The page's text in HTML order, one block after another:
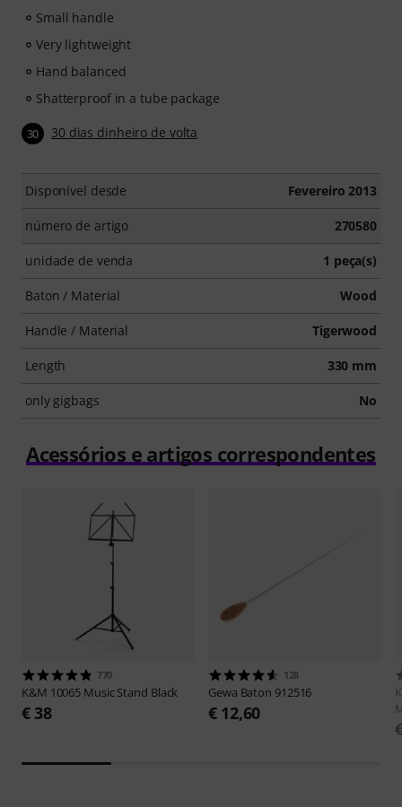
Small handle
Very lightweight
Hand balanced
Shatterproof in a tube package
30 30 dias dinheiro de volta
Disponível desde Fevereiro 2013
número de artigo 270580
unidade de venda 1 peça(s)
Baton / Material Wood
Handle / Material Tigerwood
Length 330 mm
only gigbags No
Acessórios e artigos correspondentes
770
K&M 10065 Music Stand Black
€ 38
128
Gewa Baton 912516
€ 12,60